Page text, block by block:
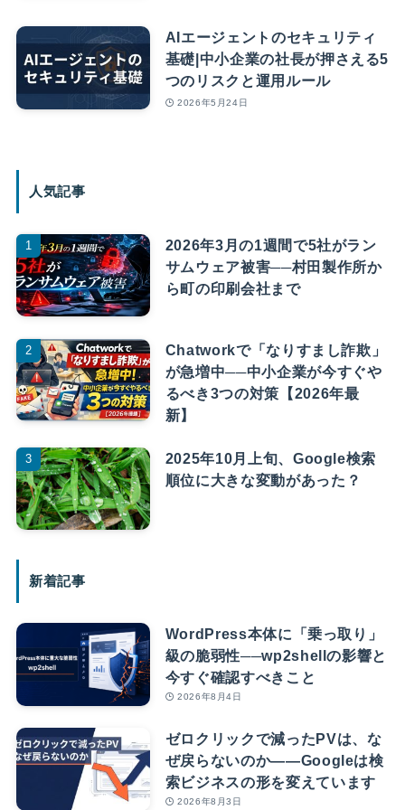
AIエージェントのセキュリティ
基礎|中小企業の社長が押さえる5
つのリスクと運用ルール
2026年5月24日
人気記事
2026年3月の1週間で5社がラン
サムウェア被害──村田製作所か
ら町の印刷会社まで
Chatworkで「なりすまし詐欺」
が急増中──中小企業が今すぐや
るべき3つの対策【2026年最
新】
2025年10月上旬、Google検索
順位に大きな変動があった？
新着記事
WordPress本体に「乗っ取り」
級の脆弱性──wp2shellの影響と
今すぐ確認すべきこと
2026年8月4日
ゼロクリックで減ったPVは、な
ぜ戻らないのか――Googleは検
索ビジネスの形を変えています
2026年8月3日